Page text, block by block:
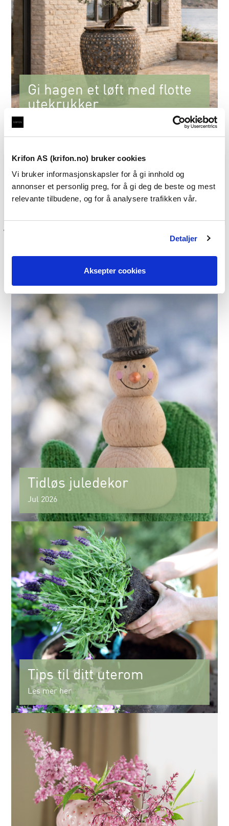
Krifon AS (krifon.no) bruker cookies
Vi bruker informasjonskapsler for å gi innhold og
annonser et personlig preg, for å gi deg de beste og mest
relevante tilbudene, og for å analysere trafikken vår.
Detaljer
Aksepter cookies
Gi hagen et løft med flotte
utekrukker
Tidløs juledekor
Jul 2026
Tips til ditt uterom
Les mer her